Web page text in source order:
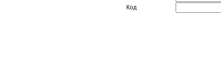
Код